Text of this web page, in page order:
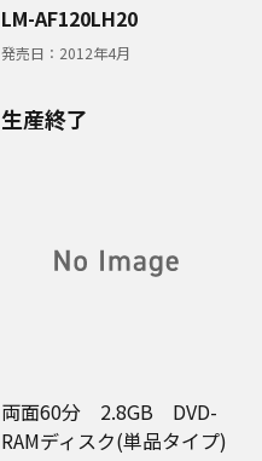
LM-AF120LH20
発売日： 2012年4月
生産終了
両面60分 2.8GB DVD-
RAMディスク(単品タイプ)